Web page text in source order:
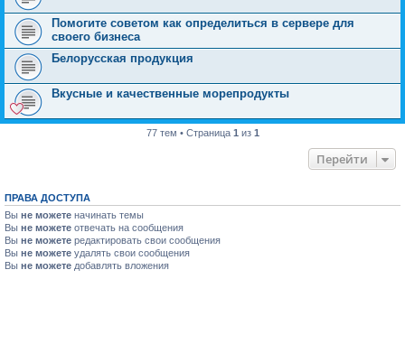
Помогите советом как определиться в сервере для
своего бизнеса
Белорусская продукция
Вкусные и качественные морепродукты
77 тем • Страница 1 из 1
Перейти
ПРАВА ДОСТУПА
Вы не можете начинать темы
Вы не можете отвечать на сообщения
Вы не можете редактировать свои сообщения
Вы не можете удалять свои сообщения
Вы не можете добавлять вложения